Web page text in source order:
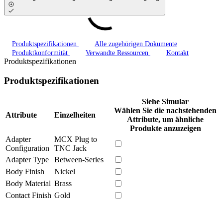
Produktspezifikationen
Alle zugehörigen Dokumente
Produktkonformität
Verwandte Ressourcen Kontakt
Produktspezifikationen
Produktspezifikationen
Attribute Einzelheiten
Siehe Simular
Wählen Sie die nachstehenden
Attribute, um ähnliche
Produkte anzuzeigen
Adapter
Configuration
MCX Plug to
TNC Jack
Adapter Type
Between-Series
Body Finish
Nickel
Body Material Brass
Contact Finish Gold